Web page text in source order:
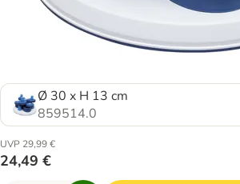
Ø 30 x H 13 cm
859514.0
UVP 29,99 €
24,49 €